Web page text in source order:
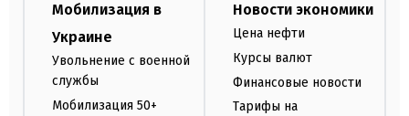
Мобилизация в
Украине
Увольнение с военной
службы
Мобилизация 50+
Новости экономики
Цена нефти
Курсы валют
Финансовые новости
Тарифы на